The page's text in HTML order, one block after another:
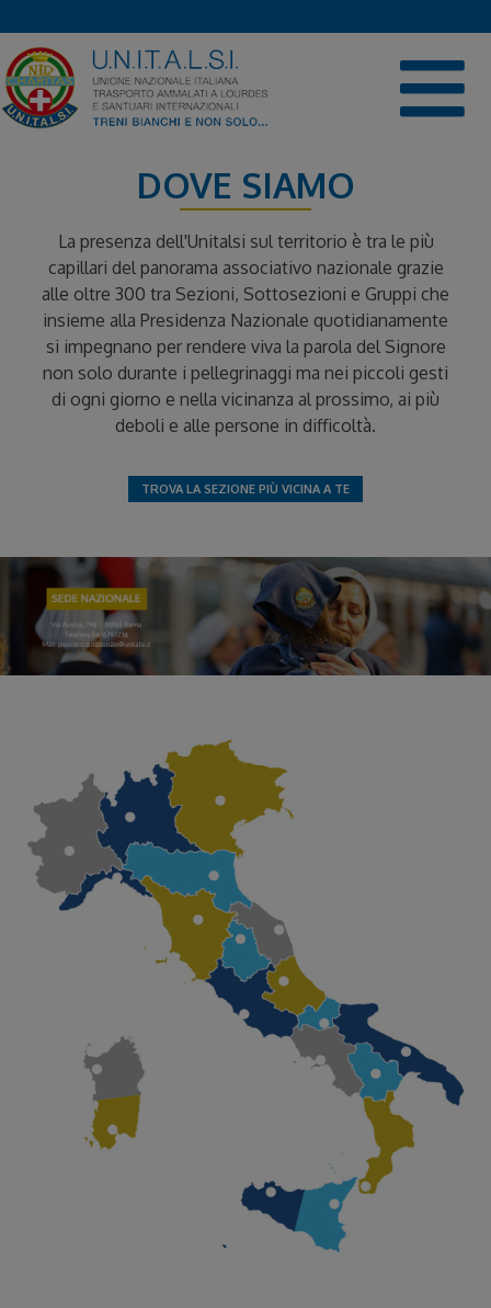
to
content
DOVE SIAMO
La presenza dell'Unitalsi sul territorio è tra le più
capillari del panorama associativo nazionale grazie
alle oltre 300 tra Sezioni, Sottosezioni e Gruppi che
insieme alla Presidenza Nazionale quotidianamente
si impegnano per rendere viva la parola del Signore
non solo durante i pellegrinaggi ma nei piccoli gesti
di ogni giorno e nella vicinanza al prossimo, ai più
deboli e alle persone in difficoltà.
TROVA LA SEZIONE PIÙ VICINA A TE